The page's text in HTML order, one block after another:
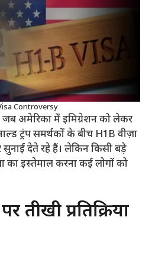
Controversy
अमेरिका में इमिग्रेशन को लेकर
ट्रंप समर्थकों के बीच H1B वीज़ा
देते रहे हैं। लेकिन किसी बड़े
का इस्तेमाल करना कई लोगों को
तीखी प्रतिक्रिया